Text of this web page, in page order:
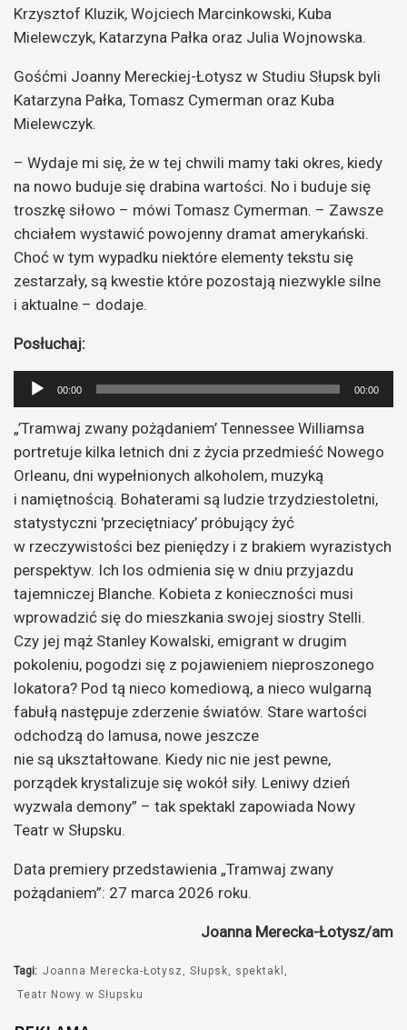
Krzysztof Kluzik, Wojciech Marcinkowski, Kuba
Mielewczyk, Katarzyna Pałka oraz Julia Wojnowska.
Gośćmi Joanny Mereckiej-Łotysz w Studiu Słupsk byli
Katarzyna Pałka, Tomasz Cymerman oraz Kuba
Mielewczyk.
– Wydaje mi się, że w tej chwili mamy taki okres, kiedy
na nowo buduje się drabina wartości. No i buduje się
troszkę siłowo – mówi Tomasz Cymerman. – Zawsze
chciałem wystawić powojenny dramat amerykański.
Choć w tym wypadku niektóre elementy tekstu się
zestarzały, są kwestie które pozostają niezwykle silne
i aktualne – dodaje.
Posłuchaj:
Odtwarzacz
plików
dźwiękowych
00:00 00:00
„’Tramwaj zwany pożądaniem’ Tennessee Williamsa
portretuje kilka letnich dni z życia przedmieść Nowego
Orleanu, dni wypełnionych alkoholem, muzyką
i namiętnością. Bohaterami są ludzie trzydziestoletni,
statystyczni 'przeciętniacy’ próbujący żyć
w rzeczywistości bez pieniędzy i z brakiem wyrazistych
perspektyw. Ich los odmienia się w dniu przyjazdu
tajemniczej Blanche. Kobieta z konieczności musi
wprowadzić się do mieszkania swojej siostry Stelli.
Czy jej mąż Stanley Kowalski, emigrant w drugim
pokoleniu, pogodzi się z pojawieniem nieproszonego
lokatora? Pod tą nieco komediową, a nieco wulgarną
fabułą następuje zderzenie światów. Stare wartości
odchodzą do lamusa, nowe jeszcze
nie są ukształtowane. Kiedy nic nie jest pewne,
porządek krystalizuje się wokół siły. Leniwy dzień
wyzwala demony” – tak spektakl zapowiada Nowy
Teatr w Słupsku.
Data premiery przedstawienia „Tramwaj zwany
pożądaniem”: 27 marca 2026 roku.
Joanna Merecka-Łotysz/am
Tagi: Joanna Merecka-Łotysz Słupsk
spektakl
Teatr Nowy w Słupsku